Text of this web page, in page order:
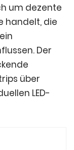
um dezente
handelt, die
Der
über
LED-